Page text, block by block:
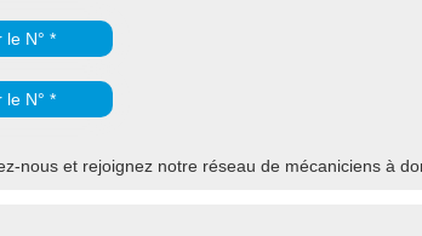
N° *
N° *
nous et rejoignez notre réseau de mécaniciens à